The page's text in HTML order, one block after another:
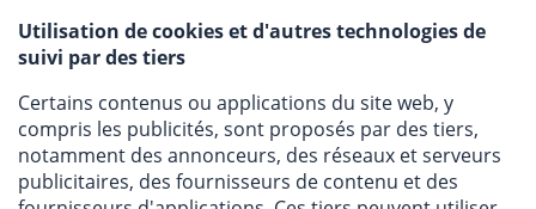
Utilisation de cookies et d'autres technologies de
suivi par des tiers
Certains contenus ou applications du site web, y
compris les publicités, sont proposés par des tiers,
notamment des annonceurs, des réseaux et serveurs
publicitaires, des fournisseurs de contenu et des